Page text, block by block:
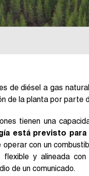
de diésel a gas
de la planta por parte
tienen una
está previsto para
operar con un
flexible y alineada
de un comunicado.